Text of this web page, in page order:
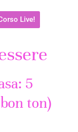
Live!
5
ton)